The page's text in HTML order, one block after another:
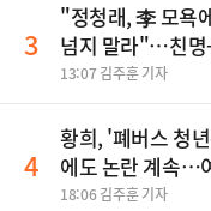
3
"정청래, 李 모욕
넘지 말라"…친명
보, 제주서 격돌
13:07 김주훈 기자
4
황희, '폐버스 청
에도 논란 계속…
불' 비판
18:06 김주훈 기자